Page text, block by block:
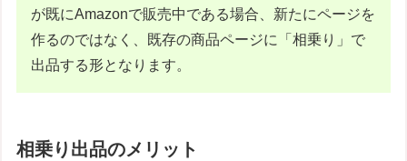
が既にAmazonで販売中である場合、新たにページを
作るのではなく、既存の商品ページに「相乗り」で
出品する形となります。
相乗り出品のメリット